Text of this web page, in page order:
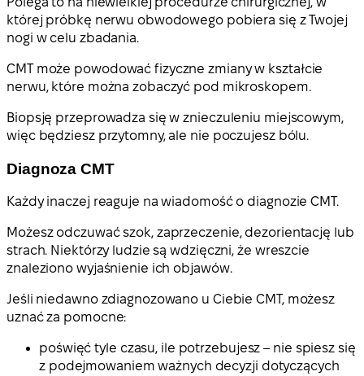
której próbkę nerwu obwodowego pobiera się z Twojej
nogi w celu zbadania.
CMT może powodować fizyczne zmiany w kształcie
nerwu, które można zobaczyć pod mikroskopem.
Biopsję przeprowadza się w znieczuleniu miejscowym,
więc będziesz przytomny, ale nie poczujesz bólu.
Diagnoza CMT
Każdy inaczej reaguje na wiadomość o diagnozie CMT.
Możesz odczuwać szok, zaprzeczenie, dezorientację lub
strach. Niektórzy ludzie są wdzięczni, że wreszcie
znaleziono wyjaśnienie ich objawów.
Jeśli niedawno zdiagnozowano u Ciebie CMT, możesz
uznać za pomocne:
poświęć tyle czasu, ile potrzebujesz – nie spiesz się
z podejmowaniem ważnych decyzji dotyczących